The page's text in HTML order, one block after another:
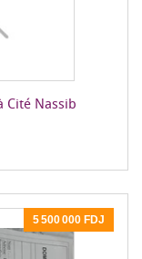
Cité Nassib
5 500 000 FDJ